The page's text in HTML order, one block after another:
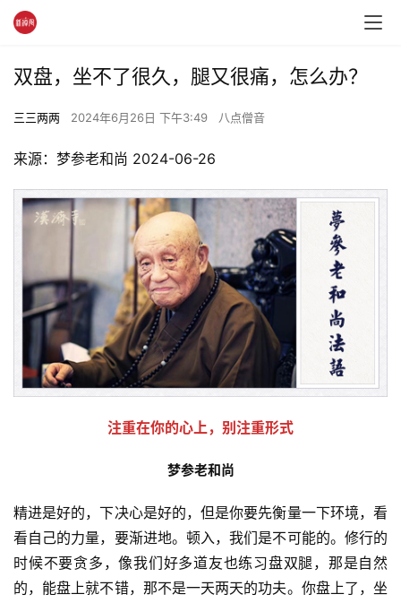
双盘，坐不了很久，腿又很痛，怎么办？
三三两两 2024年6月26日 下午3:49 八点僧音
来源：梦参老和尚 2024-06-26
注重在你的心上，别注重形式
梦参老和尚
精进是好的，下决心是好的，但是你要先衡量一下环境，看
看自己的力量，要渐进地。顿入，我们是不可能的。修行的
时候不要贪多，像我们好多道友也练习盘双腿，那是自然
的，能盘上就不错，那不是一天两天的功夫。你盘上了，坐